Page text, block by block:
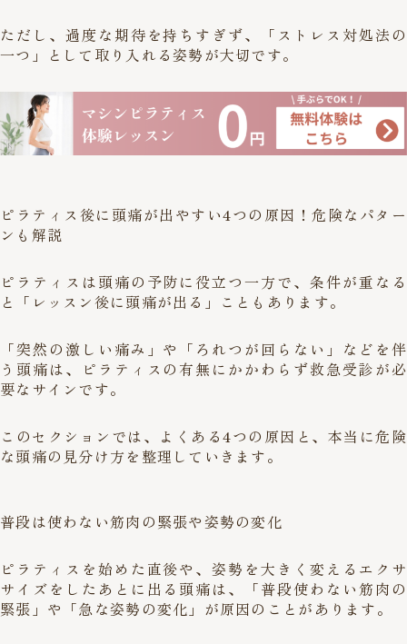
ただし、過度な期待を持ちすぎず、「ストレス対処法の
一つ」として取り入れる姿勢が大切です。
ピラティス後に頭痛が出やすい4つの原因！危険なパター
ンも解説
ピラティスは頭痛の予防に役立つ一方で、条件が重なる
と「レッスン後に頭痛が出る」こともあります。
「突然の激しい痛み」や「ろれつが回らない」などを伴
う頭痛は、ピラティスの有無にかかわらず救急受診が必
要なサインです。
このセクションでは、よくある4つの原因と、本当に危険
な頭痛の見分け方を整理していきます。
普段は使わない筋肉の緊張や姿勢の変化
ピラティスを始めた直後や、姿勢を大きく変えるエクサ
サイズをしたあとに出る頭痛は、「普段使わない筋肉の
緊張」や「急な姿勢の変化」が原因のことがあります。